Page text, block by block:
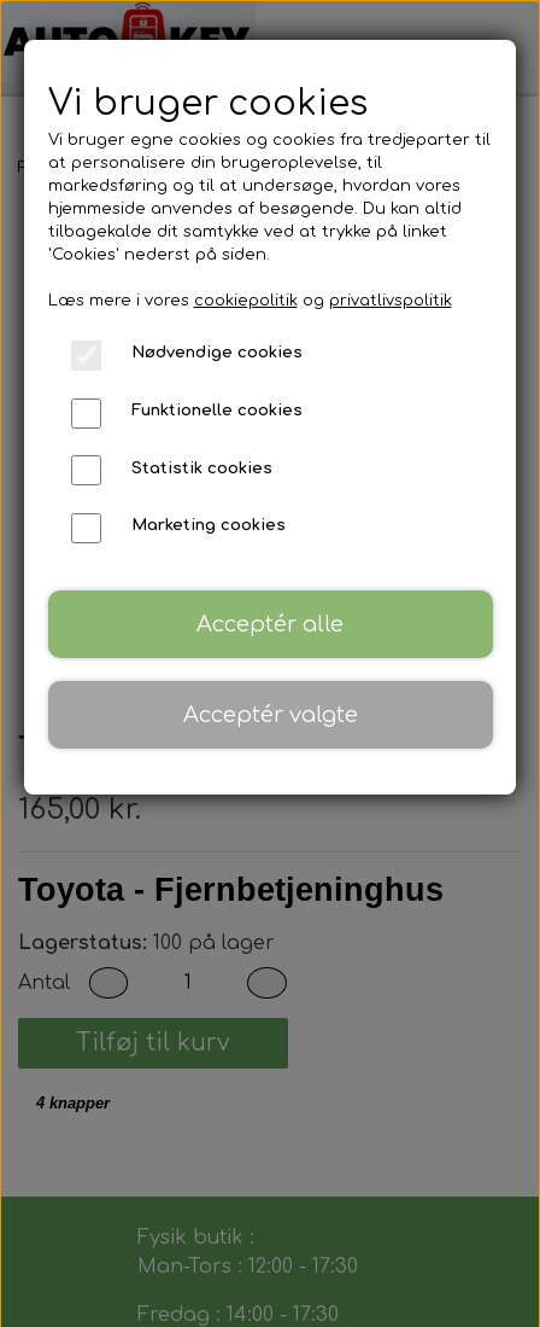
Forside Bilnøgler Toyota Nøglehus Toyota - Nøglehus
Toyota - Nøglehus
165,00 kr.
Toyota - Fjernbetjeninghus
Lagerstatus: 100 på lager
Antal
Tilføj til kurv
4 knapper
Fysik butik :
Man-Tors : 12:00 - 17:30
Fredag : 14:00 - 17:30
Vi bruger cookies
Vi bruger egne cookies og cookies fra tredjeparter til
at personalisere din brugeroplevelse, til
markedsføring og til at undersøge, hvordan vores
hjemmeside anvendes af besøgende. Du kan altid
tilbagekalde dit samtykke ved at trykke på linket
'Cookies' nederst på siden.
Læs mere i vores cookiepolitikog privatlivspolitik
Nødvendige cookies
Funktionelle cookies
Statistik cookies
Marketing cookies
Acceptér alle
Acceptér valgte